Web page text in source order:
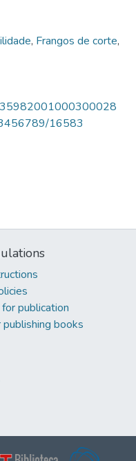
, Frangos de corte,
16583
publication
books